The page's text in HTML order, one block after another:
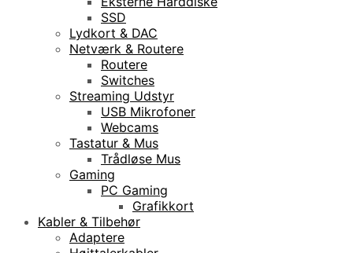
SSD
Lydkort & DAC
Netværk & Routere
Routere
Switches
Streaming Udstyr
USB Mikrofoner
Webcams
Tastatur & Mus
Trådløse Mus
Gaming
PC Gaming
Grafikkort
Kabler & Tilbehør
Adaptere